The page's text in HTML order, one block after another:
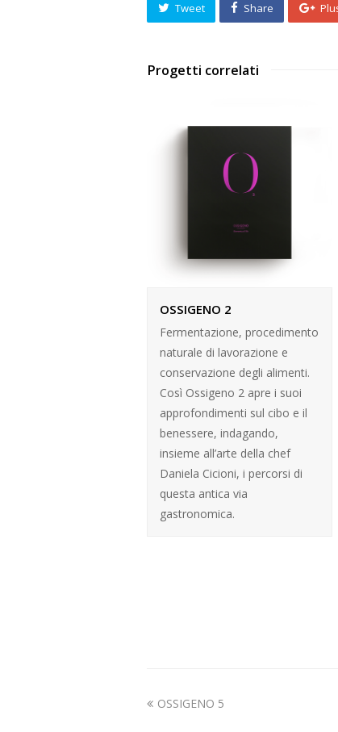
Tweet Share
Progetti correlati
OSSIGENO 2
Fermentazione, procedimento
naturale di lavorazione e
conservazione degli alimenti.
Così Ossigeno 2 apre i suoi
approfondimenti sul cibo e il
benessere, indagando,
insieme all’arte della chef
Daniela Cicioni, i percorsi di
questa antica via
gastronomica.
previous
OSSIGENO 5